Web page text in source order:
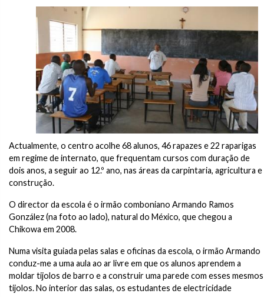
Actualmente, o centro acolhe 68 alunos, 46 rapazes e 22 raparigas
em regime de internato, que frequentam cursos com duração de
dois anos, a seguir ao 12.º ano, nas áreas da carpintaria, agricultura e
construção.
O director da escola é o irmão comboniano Armando Ramos
González (na foto ao lado), natural do México, que chegou a
Chikowa em 2008.
Numa visita guiada pelas salas e oficinas da escola, o irmão Armando
conduz-me a uma aula ao ar livre em que os alunos aprendem a
moldar tijolos de barro e a construir uma parede com esses mesmos
tijolos. No interior das salas, os estudantes de electricidade